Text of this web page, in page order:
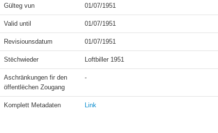
Gülteg vun 01/07/1951
Valid until 01/07/1951
Revisiounsdatum 01/07/1951
Stëchwieder Loftbiller 1951
Aschränkungen fir den
öffentlëchen Zougang
-
Komplett Metadaten Link